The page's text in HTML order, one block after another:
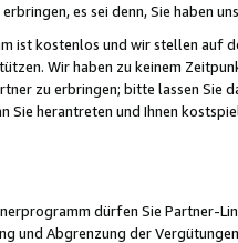
es sei denn, Sie haben
ist kostenlos und wir stellen auf
Wir haben zu keinem
zu erbringen; bitte lassen Sie
Sie herantreten und Ihnen
dürfen Sie Partner-
und Abgrenzung der